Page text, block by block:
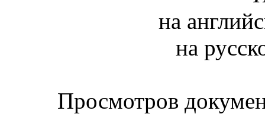
на
на
Просмотров